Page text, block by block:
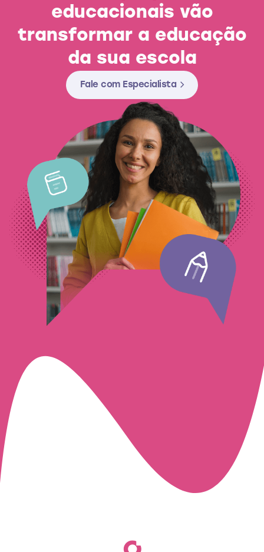
educacionais vão
transformar a educação
da sua escola
Fale com Especialista